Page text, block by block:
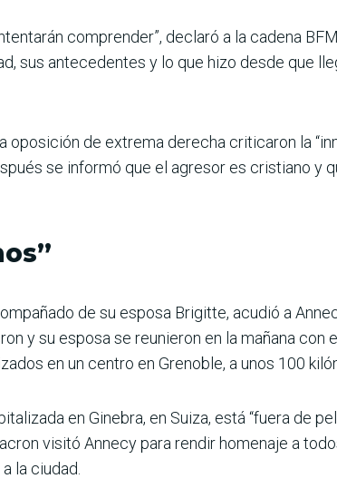
comprender”, declaró a la cadena
sus antecedentes y lo que hizo desde que
de extrema derecha criticaron la
se informó que el agresor es cristiano y
de su esposa Brigitte, acudió a
y su esposa se reunieron en la mañana con
en un centro en Grenoble, a unos 100
en Ginebra, en Suiza, está “fuera de
visitó Annecy para rendir homenaje a
la ciudad.